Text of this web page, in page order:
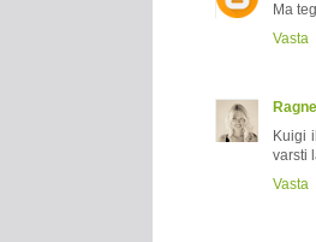
Ma
Vasta
Ragne
Kuigi
varsti
Vasta